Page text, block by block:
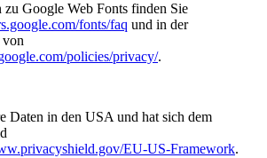
Google Web Fonts finden Sie
fonts/faq und in der
von
policies/privacy/.
Daten in den USA und hat sich dem
EU-US-Framework.